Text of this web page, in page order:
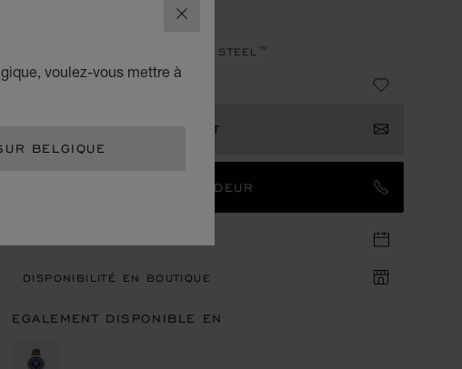
FERMER
voulez-vous mettre à
BELGIQUE
40 MM, AUTOMATIQUE, LUCENT STEEL™
€ 12,900
EXPRIMER VOTRE INTÉRÊT
CONTACTER UN AMBASSADEUR
DISPONIBILITÉ EN BOUTIQUE
EGALEMENT DISPONIBLE EN